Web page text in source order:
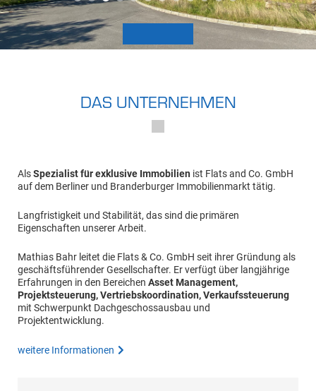
AKTUELLE OBJEKTE
DAS UNTERNEHMEN
AlsSpezialist für exklusive Immobilien ist Flats and Co. GmbH
auf dem Berliner und Branderburger Immobilienmarkt tätig.
Langfristigkeit und Stabilität, das sind die primären
Eigenschaften unserer Arbeit.
Mathias Bahr leitet die Flats & Co. GmbH seit ihrer Gründung als
geschäftsführender Gesellschafter. Er verfügt über langjährige
Erfahrungen in den Bereichen Asset Management,
Projektsteuerung, Vertriebskoordination, Verkaufssteuerung
mit Schwerpunkt Dachgeschossausbau und
Projektentwicklung.
weitere Informationen